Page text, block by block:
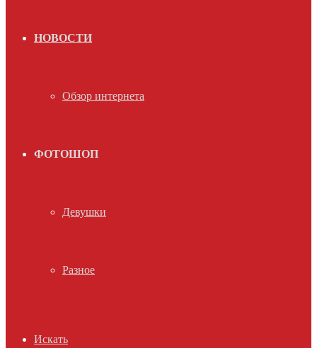
НОВОСТИ
Обзор интернета
ФОТОШОП
Девушки
Разное
Искать